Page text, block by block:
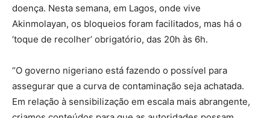
doença. Nesta semana, em Lagos, onde vive
Akinmolayan, os bloqueios foram facilitados, mas há o
‘toque de recolher’ obrigatório, das 20h às 6h.
“O governo nigeriano está fazendo o possível para
assegurar que a curva de contaminação seja achatada.
Em relação à sensibilização em escala mais abrangente,